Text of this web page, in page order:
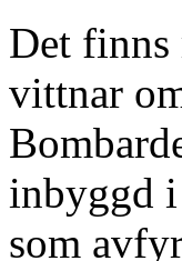
Det finns
vittnar
inbyggd
som